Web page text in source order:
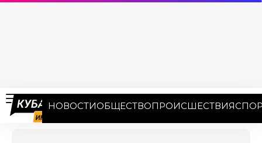
НОВОСТИОБЩЕСТВОПРОИСШЕСТВИЯ